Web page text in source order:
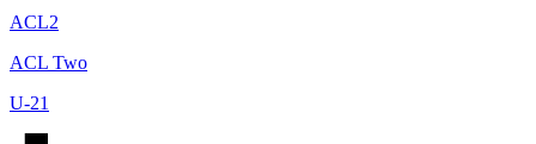
ACL2
ACL Two
U-21